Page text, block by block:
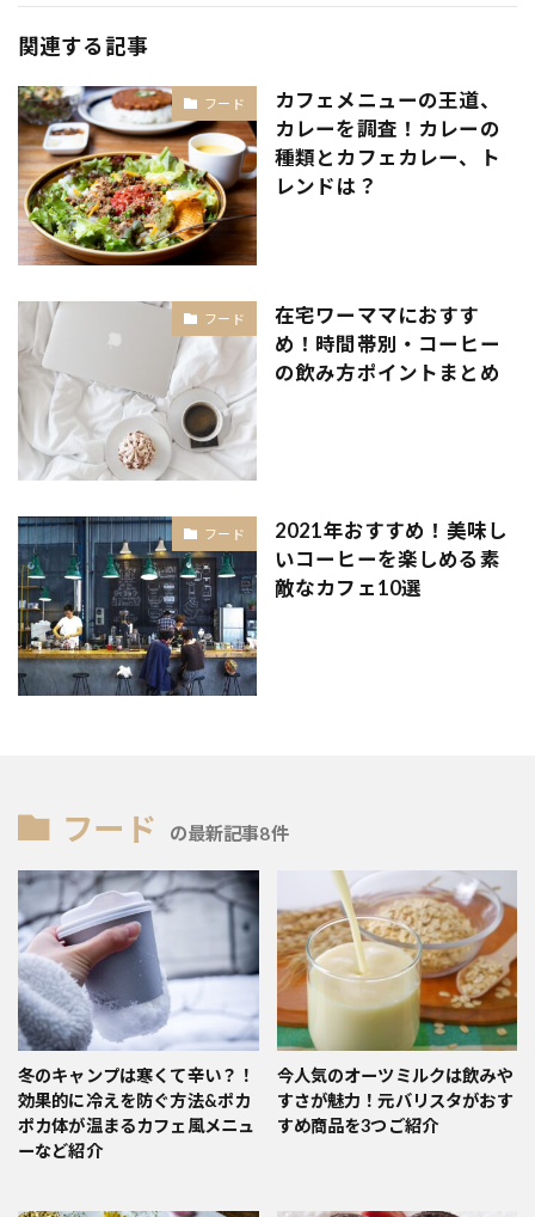
関連する記事
フード
カフェメニューの王道、
カレーを調査！カレーの
種類とカフェカレー、ト
レンドは？
フード
在宅ワーママにおすす
め！時間帯別・コーヒー
の飲み方ポイントまとめ
フード
2021年おすすめ！美味し
いコーヒーを楽しめる素
敵なカフェ10選
フード の最新記事8件
冬のキャンプは寒くて辛い？！
効果的に冷えを防ぐ方法&ポカ
ポカ体が温まるカフェ風メニュ
ーなど紹介
今人気のオーツミルクは飲みや
すさが魅力！元バリスタがおす
すめ商品を3つご紹介